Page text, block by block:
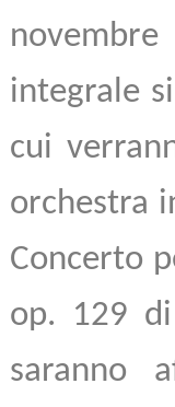
integrale
cui
orchestra
Concerto
op. 129 di
saranno